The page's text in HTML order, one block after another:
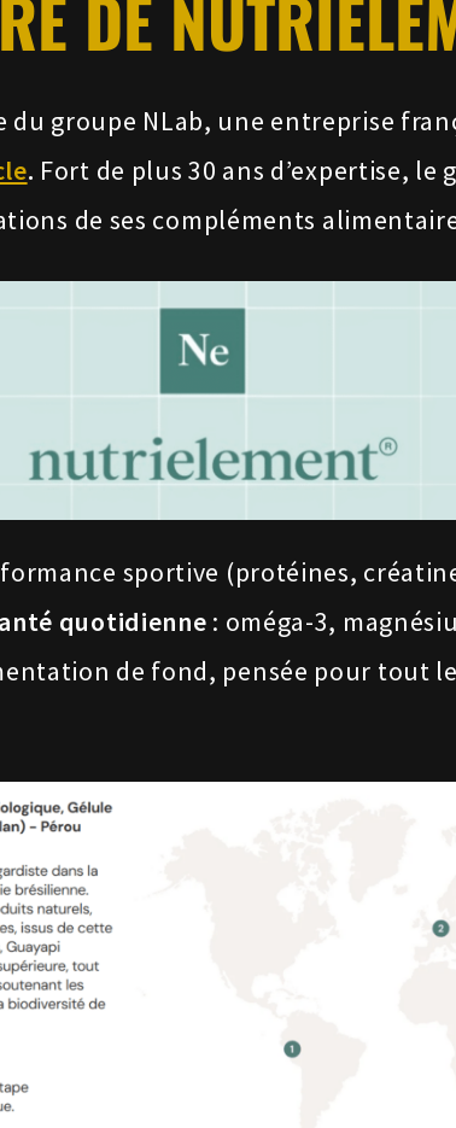
DE
groupe NLab, une entreprise
. Fort de plus 30 ans d’expertise, le
de ses compléments
sportive (protéines,
quotidienne : oméga-3,
de fond, pensée pour tout